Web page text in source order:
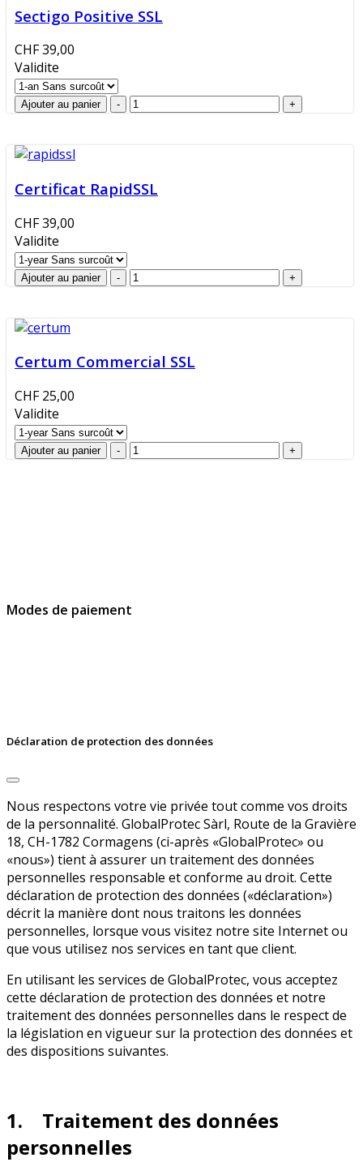
Sectigo Positive SSL
CHF 39,00
Validite
Certificat RapidSSL
CHF 39,00
Validite
Certum Commercial SSL
CHF 25,00
Validite
Modes de paiement
Déclaration de protection des données
Nous respectons votre vie privée tout comme vos droits
de la personnalité. GlobalProtec Sàrl, Route de la Gravière
18, CH-1782 Cormagens (ci-après «GlobalProtec» ou
«nous») tient à assurer un traitement des données
personnelles responsable et conforme au droit. Cette
déclaration de protection des données («déclaration»)
décrit la manière dont nous traitons les données
personnelles, lorsque vous visitez notre site Internet ou
que vous utilisez nos services en tant que client.
En utilisant les services de GlobalProtec, vous acceptez
cette déclaration de protection des données et notre
traitement des données personnelles dans le respect de
la législation en vigueur sur la protection des données et
des dispositions suivantes.
1. Traitement des données
personnelles